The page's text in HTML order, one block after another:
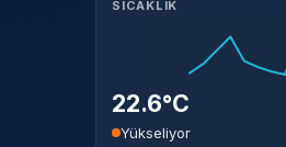
SICAKLIK
22.6°C
Yükseliyor